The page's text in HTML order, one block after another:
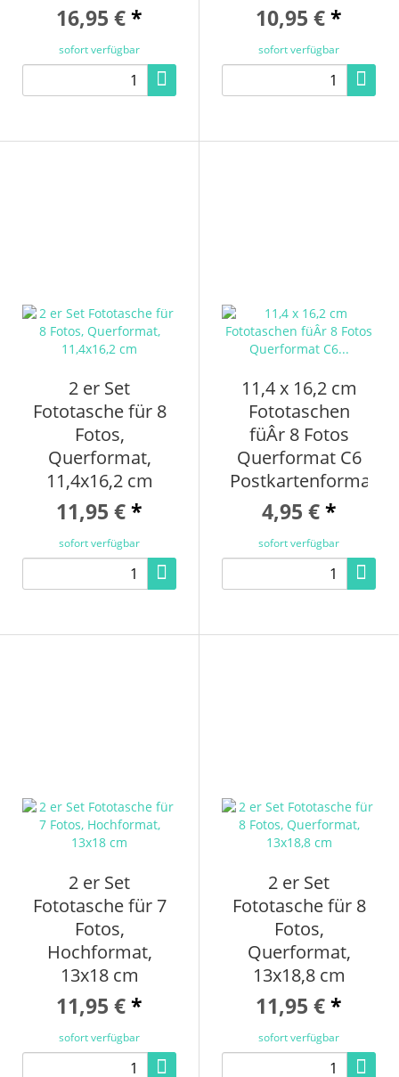
16,95 €*
sofort verfügbar
10,95 €*
sofort verfügbar
2 er Set
Fototasche für 8
Fotos,
Querformat,
11,4x16,2 cm
11,95 €*
sofort verfügbar
11,4 x 16,2 cm
Fototaschen
füÂr 8 Fotos
Querformat C6
Postkartenformat
4,95 € *
sofort verfügbar
2 er Set
Fototasche für 7
Fotos,
Hochformat,
13x18 cm
11,95 €*
sofort verfügbar
2 er Set
Fototasche für 8
Fotos,
Querformat,
13x18,8 cm
11,95 €*
sofort verfügbar